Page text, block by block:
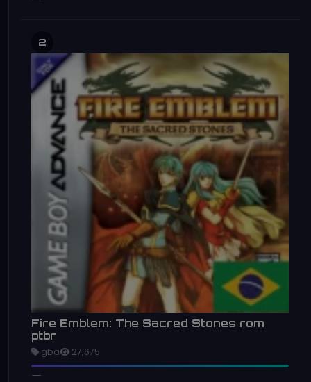
2
Fire Emblem: The Sacred Stones rom
ptbr
gba 27,675